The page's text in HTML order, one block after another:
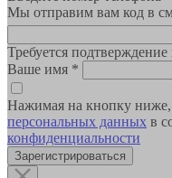
Мы отправим вам код в
Требуется
Ваше имя *
Нажимая на кнопку
персональных данных в
конфиденциальности
Зарегистрироваться